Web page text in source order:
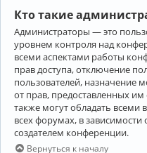
Кто такие
Администраторы — это
уровнем контроля над
всеми аспектами работы
прав доступа, отключение
пользователей, назначение
от прав, предоставленных
также могут обладать
всех форумах, в
создателем конференции.
Вернуться к началу